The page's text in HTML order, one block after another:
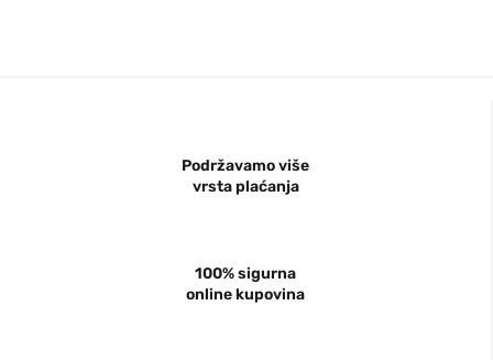
Podržavamo više
vrsta plaćanja
100% sigurna
online kupovina